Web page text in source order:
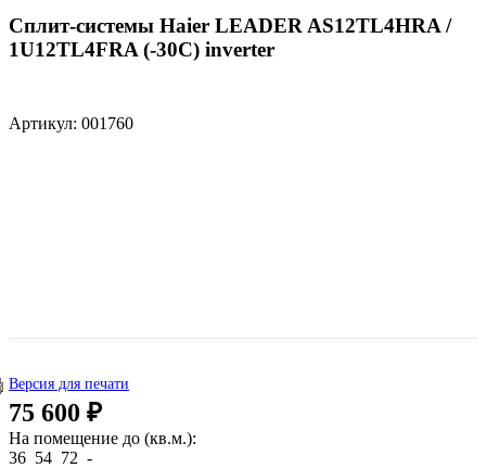
Сплит-системы Haier LEADER AS12TL4HRA /
1U12TL4FRA (-30С) inverter
Артикул: 001760
Версия для печати
75 600 ₽
На помещение до (кв.м.):
36 54 72 -